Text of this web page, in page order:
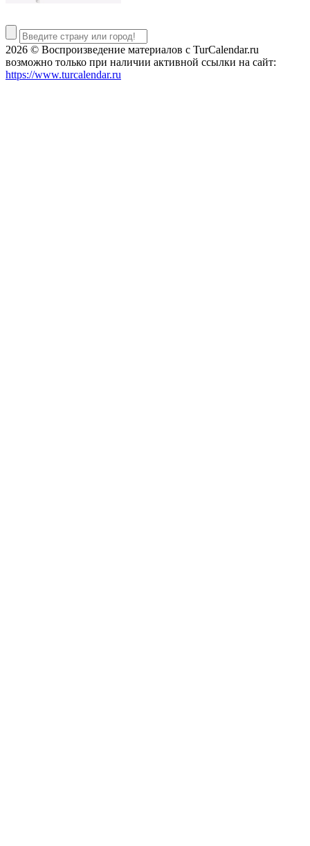
2026 © Воспроизведение материалов c TurCalendar.ru
возможно только при наличии активной ссылки на сайт:
https://www.turcalendar.ru